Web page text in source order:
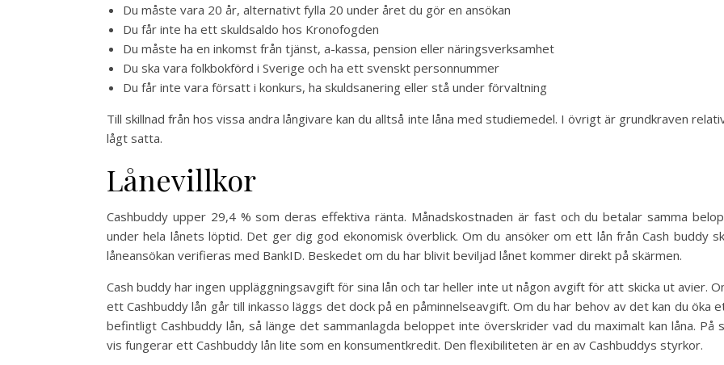
Du måste vara 20 år, alternativt fylla 20 under året du gör en ansökan
Du får inte ha ett skuldsaldo hos Kronofogden
Du måste ha en inkomst från tjänst, a-kassa, pension eller näringsverksamhet
Du ska vara folkbokförd i Sverige och ha ett svenskt personnummer
Du får inte vara försatt i konkurs, ha skuldsanering eller stå under förvaltning
Till skillnad från hos vissa andra långivare kan du alltså inte låna med studiemedel. I övrigt är grundkraven
lågt satta.
Lånevillkor
Cashbuddy upper 29,4 % som deras effektiva ränta. Månadskostnaden är fast och du betalar samma
under hela lånets löptid. Det ger dig god ekonomisk överblick. Om du ansöker om ett lån från Cash buddy
låneansökan verifieras med BankID. Beskedet om du har blivit beviljad lånet kommer direkt på skärmen.
Cash buddy har ingen uppläggningsavgift för sina lån och tar heller inte ut någon avgift för att skicka ut avier.
ett Cashbuddy lån går till inkasso läggs det dock på en påminnelseavgift. Om du har behov av det kan du öka
befintligt Cashbuddy lån, så länge det sammanlagda beloppet inte överskrider vad du maximalt kan låna. På
vis fungerar ett Cashbuddy lån lite som en konsumentkredit. Den flexibiliteten är en av Cashbuddys styrkor.